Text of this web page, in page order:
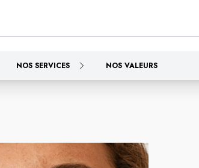
NOS SERVICES NOS VALEURS